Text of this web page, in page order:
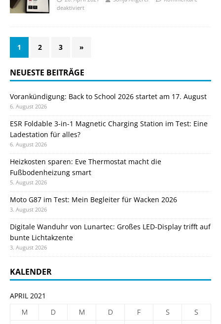
deaktiviert
1 2 3 »
NEUESTE BEITRÄGE
Vorankündigung: Back to School 2026 startet am 17. August
6. August 2026
ESR Foldable 3-in-1 Magnetic Charging Station im Test: Eine
Ladestation für alles?
6. August 2026
Heizkosten sparen: Eve Thermostat macht die
Fußbodenheizung smart
5. August 2026
Moto G87 im Test: Mein Begleiter für Wacken 2026
3. August 2026
Digitale Wanduhr von Lunartec: Großes LED-Display trifft auf
bunte Lichtakzente
3. August 2026
KALENDER
APRIL 2021
M
D M D F S
S